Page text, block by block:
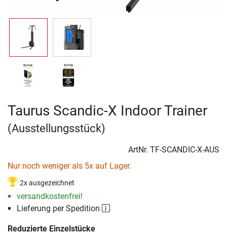
Taurus Scandic-X Indoor Trainer
(Ausstellungsstück)
ArtNr. TF-SCANDIC-X-AUS
Nur noch weniger als 5x auf Lager.
2x ausgezeichnet
versandkostenfrei!
Lieferung per Spedition
Reduzierte Einzelstücke